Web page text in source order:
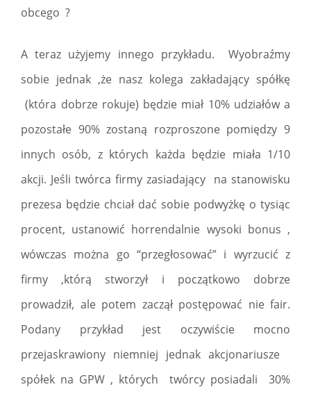
obcego ?
A teraz użyjemy innego przykładu. Wyobraźmy
sobie jednak ,że nasz kolega zakładający spółkę
(która dobrze rokuje) będzie miał 10% udziałów a
pozostałe 90% zostaną rozproszone pomiędzy 9
innych osób, z których każda będzie miała 1/10
akcji. Jeśli twórca firmy zasiadający na stanowisku
prezesa będzie chciał dać sobie podwyżkę o tysiąc
procent, ustanowić horrendalnie wysoki bonus ,
wówczas można go “przegłosować” i wyrzucić z
firmy ,którą stworzył i początkowo dobrze
prowadził, ale potem zaczął postępować nie fair.
Podany przykład jest oczywiście mocno
przejaskrawiony niemniej jednak akcjonariusze
spółek na GPW , których twórcy posiadali 30%